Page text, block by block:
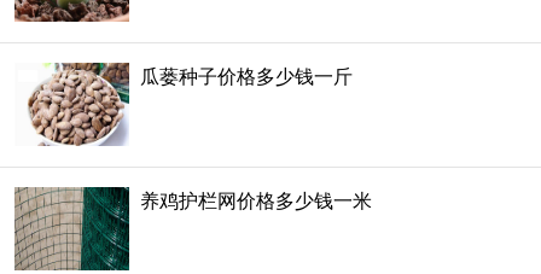
瓜蒌种子价格多少钱一斤
养鸡护栏网价格多少钱一米